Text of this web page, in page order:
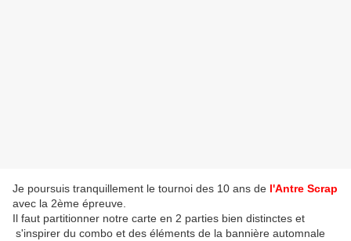
Je poursuis tranquillement le tournoi des 10 ans de l'Antre Scrap
avec la 2ème épreuve.
Il faut partitionner notre carte en 2 parties bien distinctes et
s'inspirer du combo et des éléments de la bannière automnale